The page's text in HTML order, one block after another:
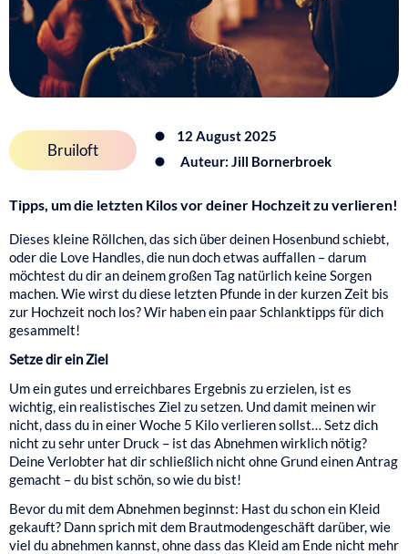
Bruiloft
12 August 2025
Auteur: Jill Bornerbroek
Tipps, um die letzten Kilos vor deiner Hochzeit zu verlieren!
Dieses kleine Röllchen, das sich über deinen Hosenbund schiebt,
oder die Love Handles, die nun doch etwas auffallen – darum
möchtest du dir an deinem großen Tag natürlich keine Sorgen
machen. Wie wirst du diese letzten Pfunde in der kurzen Zeit bis
zur Hochzeit noch los? Wir haben ein paar Schlanktipps für dich
gesammelt!
Setze dir ein Ziel
Um ein gutes und erreichbares Ergebnis zu erzielen, ist es
wichtig, ein realistisches Ziel zu setzen. Und damit meinen wir
nicht, dass du in einer Woche 5 Kilo verlieren sollst… Setz dich
nicht zu sehr unter Druck – ist das Abnehmen wirklich nötig?
Deine Verlobter hat dir schließlich nicht ohne Grund einen Antrag
gemacht – du bist schön, so wie du bist!
Bevor du mit dem Abnehmen beginnst: Hast du schon ein Kleid
gekauft? Dann sprich mit dem Brautmodengeschäft darüber, wie
viel du abnehmen kannst, ohne dass das Kleid am Ende nicht mehr